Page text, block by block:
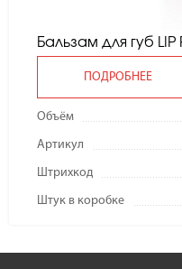
Бальзам для губ LIP
ПОДРОБНЕЕ
Объём
Артикул
Штрихкод
Штук в коробке